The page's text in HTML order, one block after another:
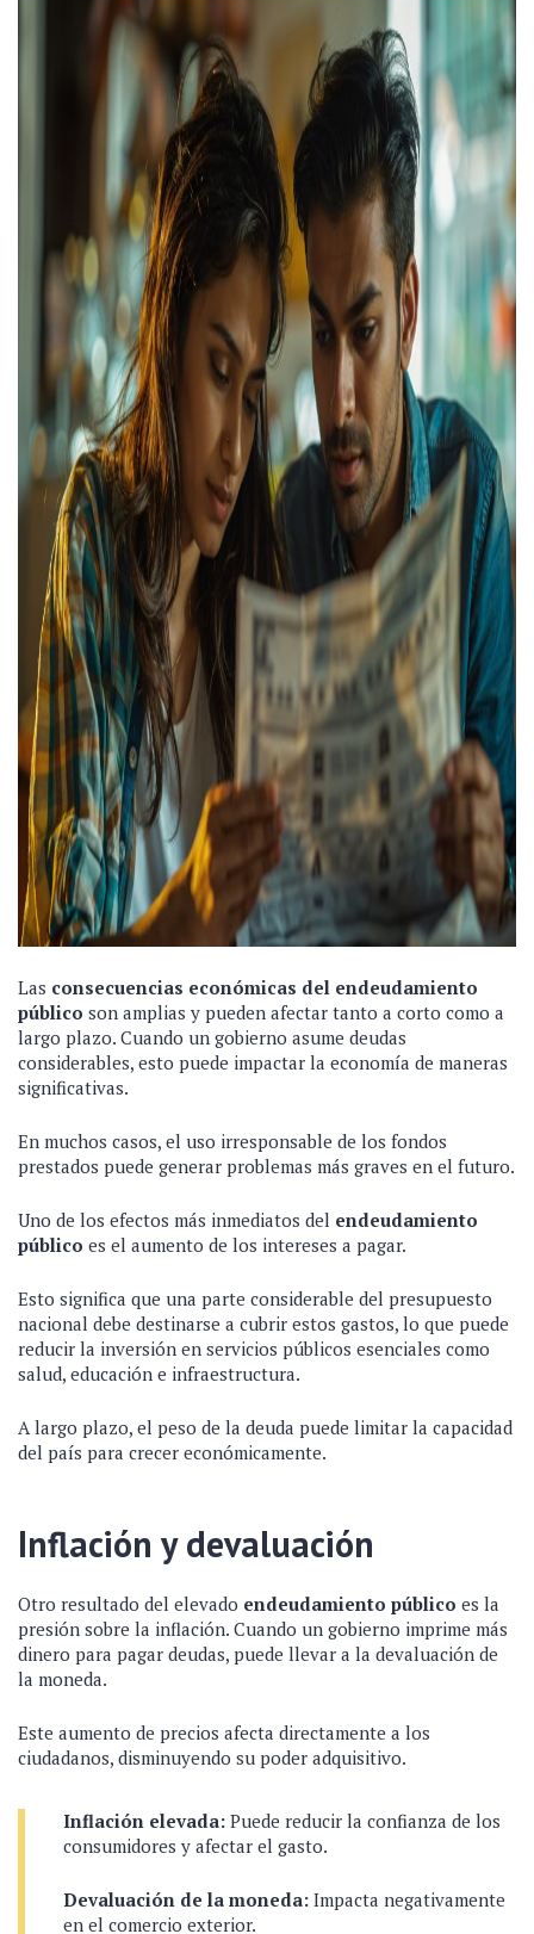
Las consecuencias económicas del endeudamiento
público son amplias y pueden afectar tanto a corto como a
largo plazo. Cuando un gobierno asume deudas
considerables, esto puede impactar la economía de maneras
significativas.
En muchos casos, el uso irresponsable de los fondos
prestados puede generar problemas más graves en el futuro.
Uno de los efectos más inmediatos del endeudamiento
público es el aumento de los intereses a pagar.
Esto significa que una parte considerable del presupuesto
nacional debe destinarse a cubrir estos gastos, lo que puede
reducir la inversión en servicios públicos esenciales como
salud, educación e infraestructura.
A largo plazo, el peso de la deuda puede limitar la capacidad
del país para crecer económicamente.
Inflación y devaluación
Otro resultado del elevado endeudamiento público es la
presión sobre la inflación. Cuando un gobierno imprime más
dinero para pagar deudas, puede llevar a la devaluación de
la moneda.
Este aumento de precios afecta directamente a los
ciudadanos, disminuyendo su poder adquisitivo.
Inflación elevada: Puede reducir la confianza de los
consumidores y afectar el gasto.
Devaluación de la moneda: Impacta negativamente
en el comercio exterior.